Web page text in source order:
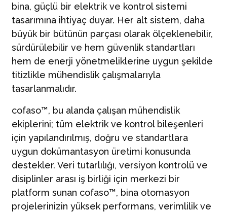
bina, güçlü bir elektrik ve kontrol sistemi
tasarımına ihtiyaç duyar. Her alt sistem, daha
büyük bir bütünün parçası olarak ölçeklenebilir,
sürdürülebilir ve hem güvenlik standartları
hem de enerji yönetmeliklerine uygun şekilde
titizlikle mühendislik çalışmalarıyla
tasarlanmalıdır.
cofaso™, bu alanda çalışan mühendislik
ekiplerini; tüm elektrik ve kontrol bileşenleri
için yapılandırılmış, doğru ve standartlara
uygun dokümantasyon üretimi konusunda
destekler. Veri tutarlılığı, versiyon kontrolü ve
disiplinler arası iş birliği için merkezi bir
platform sunan cofaso™, bina otomasyon
projelerinizin yüksek performans, verimlilik ve